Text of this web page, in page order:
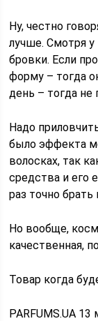
Ну, честно
лучше. Смотря
бровки. Если
форму – тогда
день – тогда не
Надо
было эффекта
волосках, так
средства и его
раз точно брать
Но вообще,
качественная,
Товар когда
PARFUMS.UA 13